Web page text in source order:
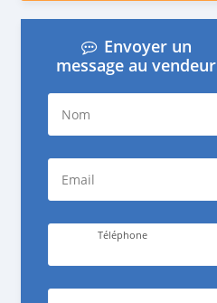
Envoyer un
message au vendeur
Nom
Email
Téléphone